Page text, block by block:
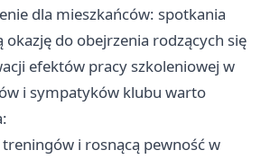
dla mieszkańców: spotkania
okazję do obejrzenia rodzących się
efektów pracy szkoleniowej w
i sympatyków klubu warto
i rosnącą pewność w